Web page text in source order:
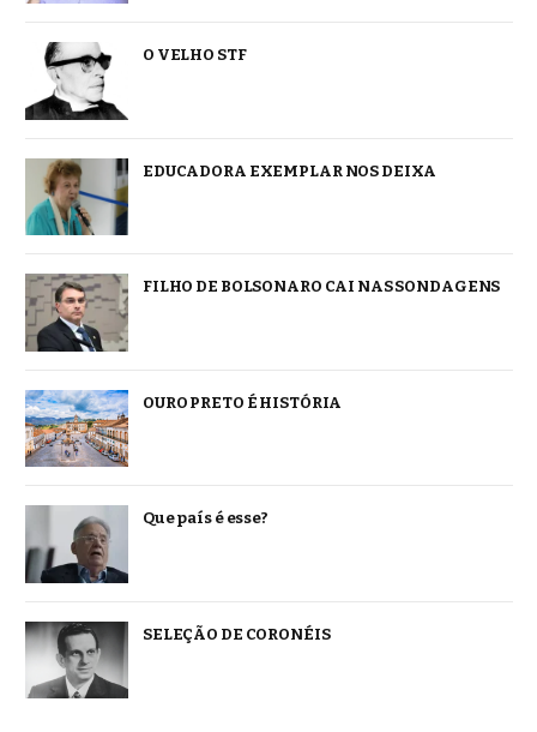
O VELHO STF
EDUCADORA EXEMPLAR NOS DEIXA
FILHO DE BOLSONARO CAI NAS SONDAGENS
OURO PRETO É HISTÓRIA
Que país é esse?
SELEÇÃO DE CORONÉIS